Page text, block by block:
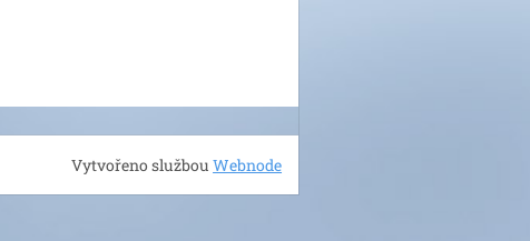
Vytvořeno službouWebnode